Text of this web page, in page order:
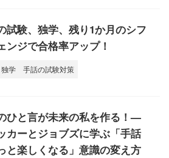
試験、独学、残り1か月のシフ
ンジで合格率アップ！
学 手話の試験対策
ひと言が未来の私を作る！—
カーとジョブズに学ぶ「手話
と楽しくなる」意識の変え方